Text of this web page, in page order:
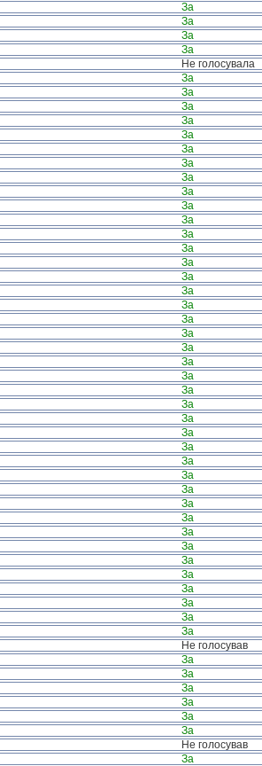
За
За
За
За
Не голосувала
За
За
За
За
За
За
За
За
За
За
За
За
За
За
За
За
За
За
За
За
За
За
За
За
За
За
За
За
За
За
За
За
За
За
За
За
За
За
За
За
Не голосував
За
За
За
За
За
За
Не голосував
За